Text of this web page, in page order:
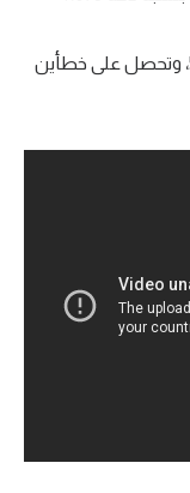
وأكمل اللاعب مراوغتين بشكل صحيح من 5، وتحصل على خطأين